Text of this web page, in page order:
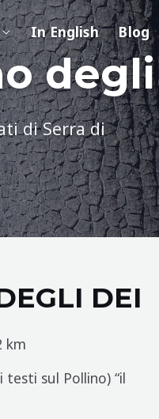
In English Blog
di Serra di
DEI
km
sul Pollino) “il